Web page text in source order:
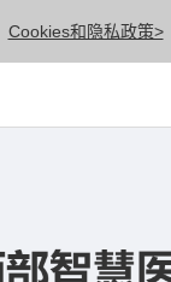
Cookies和隐私政策>